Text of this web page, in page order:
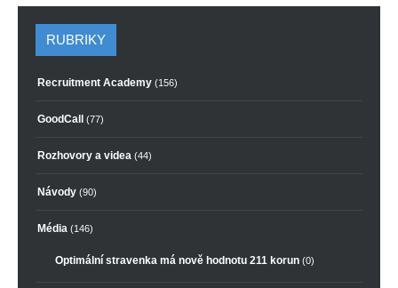
RUBRIKY
Recruitment Academy (156)
GoodCall (77)
Rozhovory a videa (44)
Návody (90)
Média (146)
Optimální stravenka má nově hodnotu 211 korun (0)